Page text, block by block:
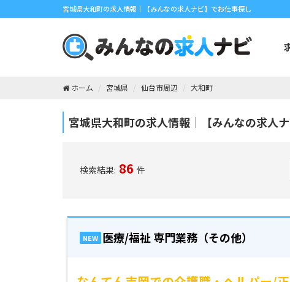
宮城県大和町の求人情報｜【みんなの求人ナビ】でお仕事探し
ホーム 宮城県 仙台市周辺 大和町
宮城県大和町の求人情報｜【みんなの求人
検索結果: 86 件
NEW 医療/福祉 専門業務（その他）